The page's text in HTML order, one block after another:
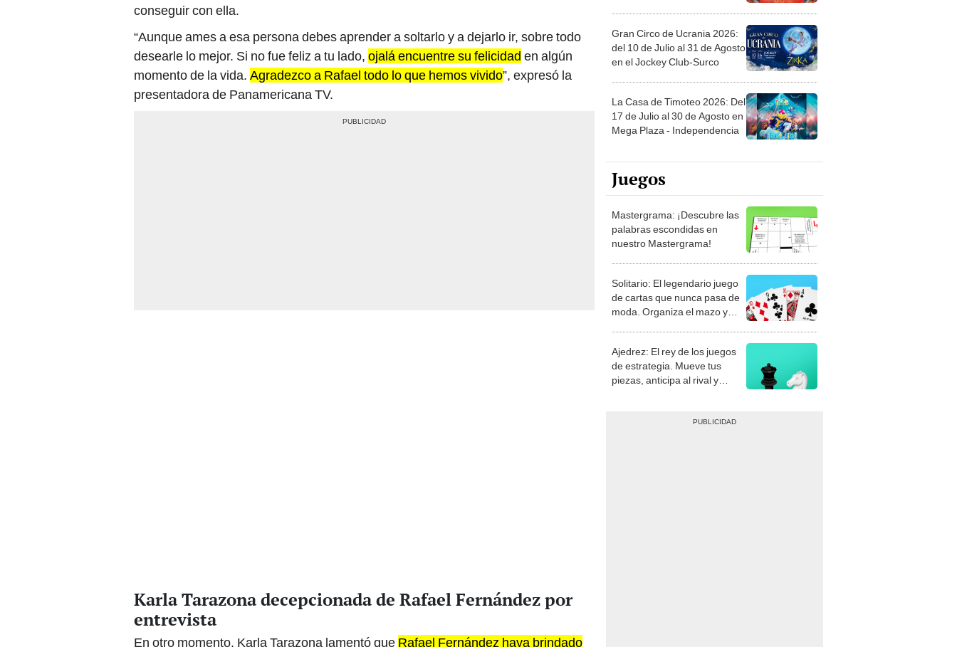
conseguir con ella.
“Aunque ames a esa persona debes aprender a soltarlo y a dejarlo ir, sobre todo
desearle lo mejor. Si no fue feliz a tu lado, ojalá encuentre su felicidad en algún
momento de la vida. Agradezco a Rafael todo lo que hemos vivido”, expresó la
presentadora de Panamericana TV.
Karla Tarazona decepcionada de Rafael Fernández por
entrevista
En otro momento, Karla Tarazona lamentó que Rafael Fernández haya brindado
Gran Circo de Ucrania 2026:
del 10 de Julio al 31 de Agosto
en el Jockey Club-Surco
La Casa de Timoteo 2026: Del
17 de Julio al 30 de Agosto en
Mega Plaza - Independencia
Juegos
Mastergrama: ¡Descubre las
palabras escondidas en
nuestro Mastergrama!
Solitario: El legendario juego
de cartas que nunca pasa de
moda. Organiza el mazo y
Ajedrez: El rey de los juegos
de estrategia. Mueve tus
piezas, anticipa al rival y